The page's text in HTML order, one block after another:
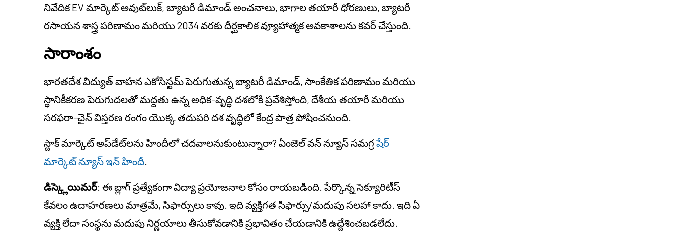
నివేదిక EV మార్కెట్ అవుట్‌లుక్, బ్యాటరీ డిమాండ్ అంచనాలు, భాగాల తయారీ ధోరణులు, బ్యాటరీ
రసాయన శాస్త్ర పరిణామం మరియు 2034 వరకు దీర్ఘకాలిక వ్యూహాత్మక అవకాశాలను కవర్ చేస్తుంది.
సారాంశం
భారతదేశ విద్యుత్ వాహన ఎకోసిస్టమ్ పెరుగుతున్న బ్యాటరీ డిమాండ్, సాంకేతిక పరిణామం మరియు
స్థానికీకరణ పెరుగుదలతో మద్దతు ఉన్న అధిక-వృద్ధి దశలోకి ప్రవేశిస్తోంది, దేశీయ తయారీ మరియు
సరఫరా-చైన్ విస్తరణ రంగం యొక్క తదుపరి దశ వృద్ధిలో కేంద్ర పాత్ర పోషించనుంది.
స్టాక్ మార్కెట్ అప్‌డేట్‌లను హిందీలో చదవాలనుకుంటున్నారా? ఏంజెల్ వన్ న్యూస్ సమగ్రషేర్
మార్కెట్ న్యూస్ ఇన్ హిందీ.
డిస్క్లెయిమర్: ఈ బ్లాగ్ ప్రత్యేకంగా విద్యా ప్రయోజనాల కోసం రాయబడింది. పేర్కొన్న సెక్యూరిటీస్
కేవలం ఉదాహరణలు మాత్రమే, సిఫార్సులు కావు. ఇది వ్యక్తిగత సిఫార్సు/మదుపు సలహా కాదు. ఇది ఏ
వ్యక్తి లేదా సంస్థను మదుపు నిర్ణయాలు తీసుకోవడానికి ప్రభావితం చేయడానికి ఉద్దేశించబడలేదు.